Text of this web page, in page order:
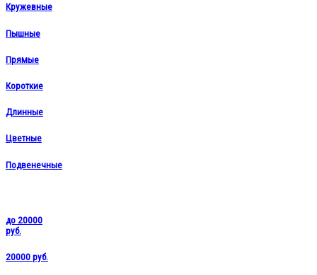
Кружевные
Пышные
Прямые
Короткие
Длинные
Цветные
Подвенечные
до 20000
руб.
20000 руб.